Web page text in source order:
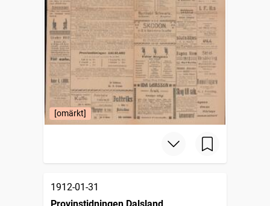
[omärkt]
1912-01-31
Provinstidningen Dalsland